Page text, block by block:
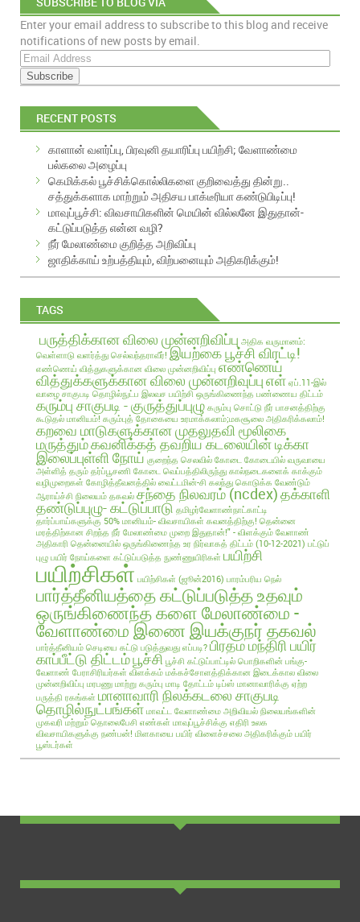
EMAIL
Enter your email address to subscribe to this blog and receive
notifications of new posts by email.
E
m
a
i
A
RECENT POSTS
காளான் வளர்ப்பு, பிரவுனி தயாரிப்பு பயிற்சி; வேளாண்மை
பல்கலை அழைப்பு
கெமிக்கல் பூச்சிக்கொல்லிகளை குறிவைத்து தின்று..
சத்துக்களாக மாற்றும் அதிசய பாக்டீரியா கண்டுபிடிப்பு!
மாவுப்பூச்சி: விவசாயிகளின் மெயின் வில்லனே இதுதான்-
கட்டுப்படுத்த என்ன வழி?
நீர் மேலாண்மை குறித்த அறிவிப்பு
ஜாதிக்காய் உற்பத்தியும், விற்பனையும் அதிகரிக்கும்!
TAGS
பருத்திக்கான விலை முன்னறிவிப்பு அதிக வருமானம்:
வெள்ளாடு வளர்த்து செல்வந்தராவீர்! இயற்கை பூச்சி விரட்டி!
எண்ணெய் வித்துகளுக்கான விலை முன்னறிவிப்பு எண்ணெய்
வித்துக்களுக்கான விலை முன்னறிவுப்புஎள் ஏப்.11-இல்
வாழை சாகுபடி தொழில்நுட்ப இலவச பயிற்சி ஒருங்கிணைந்த பண்ணைய திட்டம்
கரும்பு சாகுபடி - குருத்துப்புழு கரும்பு சொட்டு நீர் பாசனத்திற்கு
கூடுதல் மானியம்! கரும்புத் தோகையை உரமாக்கலாம்;மகசூலை அதிகரிக்கலாம்!
கறவை மாடுகளுக்கான முதலுதவி மூலிகை
மருத்தும்கவனிக்கத் தவறிய கடலையின் டிக்கா
இலைப்புள்ளி நோய் குறைந்த செலவில் கோடை கோடையில் வருவாயை
அள்ளித் தரும் தர்ப்பூசணி கோடை வெப்பத்திலிருந்து கால்நடைகளைக் காக்கும்
வழிமுறைகள் கோழித்தீவனத்தில் வைட்டமின்-சி கலந்து கொடுக்க வேண்டும்
ஆராய்ச்சி நிலையம் தகவல் சந்தை நிலவரம் (ncdex)தக்காளி
தண்டுப்புழு- கட்டுப்பாடு தமிழர்வேளாண்நாட்காட்டி
தார்ப்பாய்களுக்கு 50% மானியம்- விவசாயிகள் கவனத்திற்கு! தென்னை
மரத்திற்கான சிறந்த நீர் மேலாண்மை முறை இதுதான்!" - விளக்கும் வேளாண்
அதிகாரி தென்னையில் ஒருங்கிணைந்த உர நிர்வாகத் திட்டம் (10-12-2021) பட்டுப்
புழு பயிர் நோய்களை கட்டுப்படுத்த நுண்ணுயிரிகள் பயிற்சி
பயிற்சிகள் பயிற்சிகள் (ஜூன்2016) பாரம்பரிய நெல்
பார்த்தீனியத்தை கட்டுப்படுத்த உதவும்
ஒருங்கிணைந்த களை மேலாண்மை -
வேளாண்மை இணை இயக்குநர் தகவல்
பார்த்தீனியம் செடியை கட்டு படுத்துவது எப்படி? பிரதம மந்திரி பயிர்
காப்பீட்டு திட்டம்பூச்சி பூச்சி கட்டுப்பாட்டில் பொறிகளின் பங்கு-
வேளாண் பேராசிரியர்கள் விளக்கம் மக்கச்சோளத்திக்கான இடைக்கால விலை
முன்னறிவிப்பு மரபணு மாற்று கரும்பு மாடி தோட்டம் டிப்ஸ் மானாவாரிக்கு ஏற்ற
பருத்தி ரகங்கள் மானாவாரி நிலக்கடலை சாகுபடி
தொழில்நுட்பங்கள் மாவட்ட வேளாண்மை அறிவியல் நிலையங்களின்
முகவரி மற்றும் தொலைபேசி எண்கள் மாவுப்பூச்சிக்கு எதிரி உலக
விவசாயிகளுக்கு நண்பன்! மிளகாயை பயிர் விளைச்சலை அதிகரிக்கும் பயிர்
பூஸ்டர்கள்